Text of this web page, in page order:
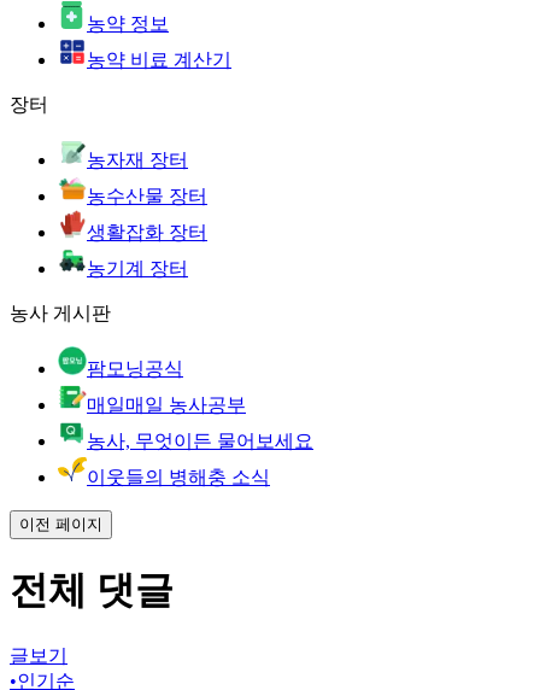
농약 정보
농약 비료 계산기
장터
농자재 장터
농수산물 장터
생활잡화 장터
농기계 장터
농사 게시판
팜모닝공식
매일매일 농사공부
농사, 무엇이든 물어보세요
이웃들의 병해충 소식
이전 페이지
전체 댓글
글보기
•인기순